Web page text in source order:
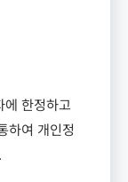
에 한정하고
하여 개인정
.